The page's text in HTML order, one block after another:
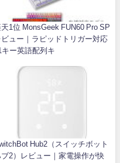
1位 MonsGeek FUN60 Pro SP
ビュー｜ラピッドトリガー対応
キー英語配列キ
Hub2（スイッチボット
ブ2）レビュー｜家電操作が快